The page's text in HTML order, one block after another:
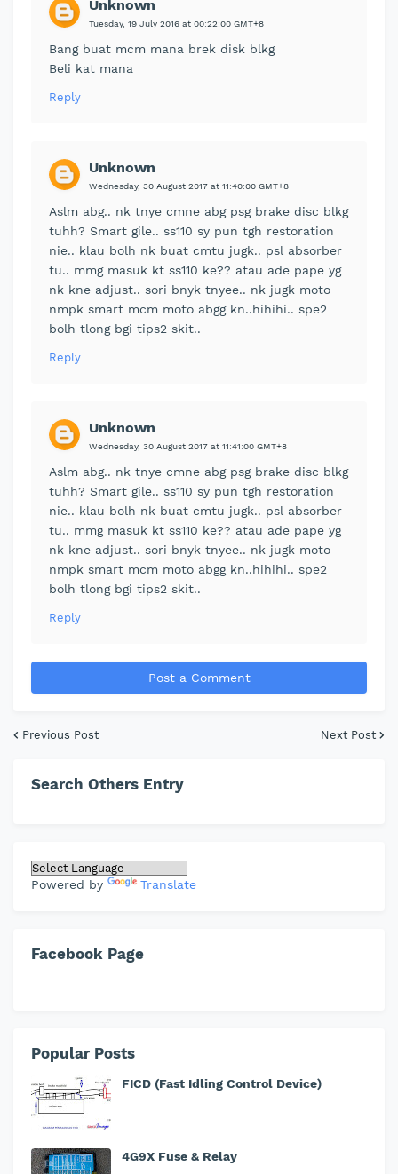
Unknown
Tuesday, 19 July 2016 at 00:22:00 GMT+8
Bang buat mcm mana brek disk blkg
Beli kat mana
Reply
Unknown
Wednesday, 30 August 2017 at 11:40:00 GMT+8
Aslm abg.. nk tnye cmne abg psg brake disc blkg
tuhh? Smart gile.. ss110 sy pun tgh restoration
nie.. klau bolh nk buat cmtu jugk.. psl absorber
tu.. mmg masuk kt ss110 ke?? atau ade pape yg
nk kne adjust.. sori bnyk tnyee.. nk jugk moto
nmpk smart mcm moto abgg kn..hihihi.. spe2
bolh tlong bgi tips2 skit..
Reply
Unknown
Wednesday, 30 August 2017 at 11:41:00 GMT+8
Aslm abg.. nk tnye cmne abg psg brake disc blkg
tuhh? Smart gile.. ss110 sy pun tgh restoration
nie.. klau bolh nk buat cmtu jugk.. psl absorber
tu.. mmg masuk kt ss110 ke?? atau ade pape yg
nk kne adjust.. sori bnyk tnyee.. nk jugk moto
nmpk smart mcm moto abgg kn..hihihi.. spe2
bolh tlong bgi tips2 skit..
Reply
Post a Comment
Previous Post Next Post
Search Others Entry
Powered by Translate
Facebook Page
Popular Posts
FICD (Fast Idling Control Device)
4G9X Fuse & Relay